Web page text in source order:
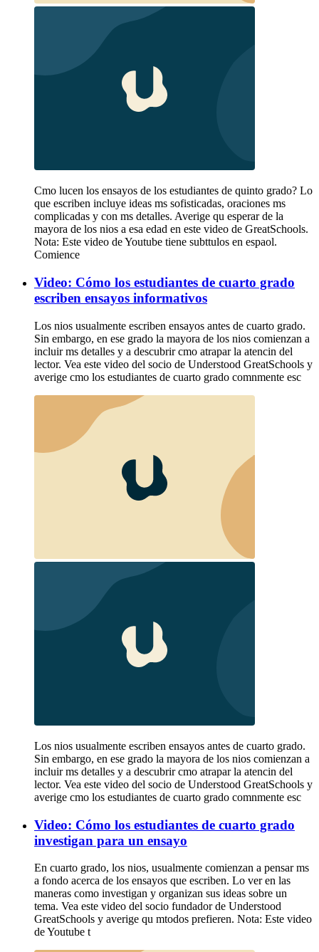
Cmo lucen los ensayos de los estudiantes de quinto grado? Lo
que escriben incluye ideas ms sofisticadas, oraciones ms
complicadas y con ms detalles. Averige qu esperar de la
mayora de los nios a esa edad en este video de GreatSchools.
Nota: Este video de Youtube tiene subttulos en espaol.
Comience
Video: Cómo los estudiantes de cuarto grado
escriben ensayos informativos
Los nios usualmente escriben ensayos antes de cuarto grado.
Sin embargo, en ese grado la mayora de los nios comienzan a
incluir ms detalles y a descubrir cmo atrapar la atencin del
lector. Vea este video del socio de Understood GreatSchools y
averige cmo los estudiantes de cuarto grado comnmente esc
Los nios usualmente escriben ensayos antes de cuarto grado.
Sin embargo, en ese grado la mayora de los nios comienzan a
incluir ms detalles y a descubrir cmo atrapar la atencin del
lector. Vea este video del socio de Understood GreatSchools y
averige cmo los estudiantes de cuarto grado comnmente esc
Video: Cómo los estudiantes de cuarto grado
investigan para un ensayo
En cuarto grado, los nios, usualmente comienzan a pensar ms
a fondo acerca de los ensayos que escriben. Lo ver en las
maneras como investigan y organizan sus ideas sobre un
tema. Vea este video del socio fundador de Understood
GreatSchools y averige qu mtodos prefieren. Nota: Este video
de Youtube t